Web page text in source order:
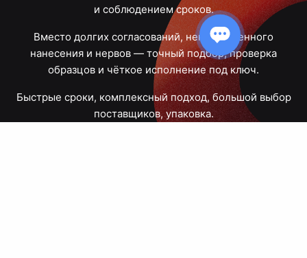
и соблюдением сроков.
Вместо долгих согласований, некачественного
нанесения и нервов — точный подбор, проверка
образцов и чёткое исполнение под ключ.
Быстрые сроки, комплексный подход, большой выбор
поставщиков, упаковка.